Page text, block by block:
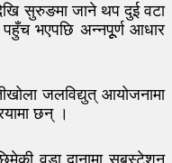
सुरुङमा जाने थप दुई वटा
पहुँच भएपछि अन्नपूूर्ण आधार
जलविद्युत् आयोजनामा
छन् ।
वडा दानामा सबस्टेशन